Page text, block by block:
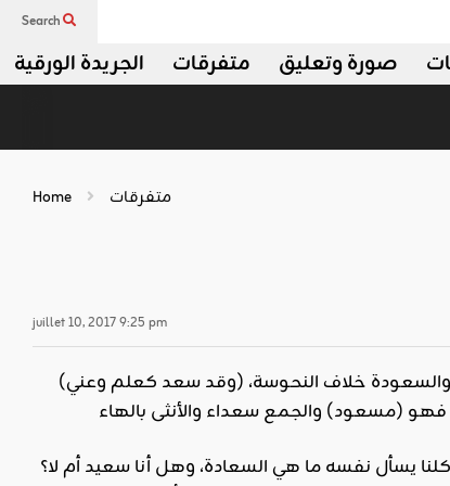
Search
الجريدة الورقية متفرقات صورة وتعليق
Home متفرقات
juillet 10, 2017 9:25 pm
خلاف النحوسة، (وقد سعد كعلم وعني)
يسأل نفسه ما هي السعادة، وهل أنا سعيد أم لا؟